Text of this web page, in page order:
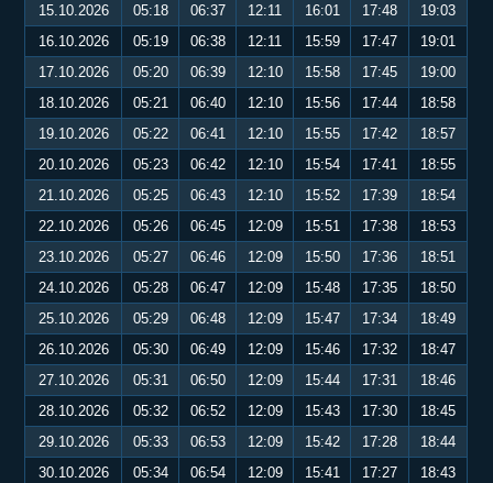
15.10.2026
05:18 06:37 12:11 16:01 17:48
19:03
16.10.2026
05:19 06:38 12:11 15:59 17:47
19:01
17.10.2026
05:20 06:39 12:10 15:58 17:45
19:00
18.10.2026
05:21 06:40 12:10 15:56 17:44
18:58
19.10.2026
05:22 06:41 12:10 15:55 17:42
18:57
20.10.2026
05:23 06:42 12:10 15:54 17:41
18:55
21.10.2026
05:25 06:43 12:10 15:52 17:39
18:54
22.10.2026
05:26 06:45 12:09 15:51 17:38
18:53
23.10.2026
05:27 06:46 12:09 15:50 17:36
18:51
24.10.2026
05:28 06:47 12:09 15:48 17:35
18:50
25.10.2026
05:29 06:48 12:09 15:47 17:34
18:49
26.10.2026
05:30 06:49 12:09 15:46 17:32
18:47
27.10.2026
05:31 06:50 12:09 15:44 17:31
18:46
28.10.2026
05:32 06:52 12:09 15:43 17:30
18:45
29.10.2026
05:33 06:53 12:09 15:42 17:28
18:44
30.10.2026
05:34 06:54 12:09 15:41 17:27
18:43